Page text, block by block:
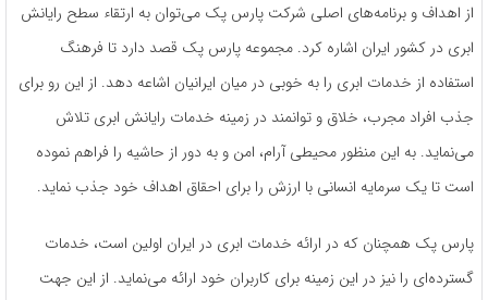
از اهداف و برنامه‌های اصلی شرکت پارس پک می‌توان به ارتقاء سطح رایانش
ابری در کشور ایران اشاره کرد. مجموعه پارس پک قصد دارد تا فرهنگ
استفاده از خدمات ابری را به خوبی در میان ایرانیان اشاعه دهد. از این رو برای
جذب افراد مجرب، خلاق و توانمند در زمینه خدمات رایانش ابری تلاش
می‌نماید. به این منظور محیطی آرام، امن و به دور از حاشیه را فراهم نموده
است تا یک سرمایه انسانی با ارزش را برای احقاق اهداف خود جذب نماید.
پارس پک همچنان که در ارائه خدمات ابری در ایران اولین است، خدمات
گسترده‌ای را نیز در این زمینه برای کاربران خود ارائه می‌نماید. از این جهت